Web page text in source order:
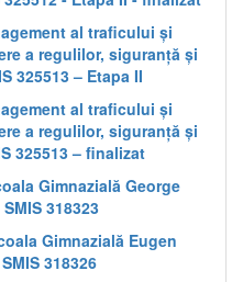
al traficului și
a regulilor, siguranță și
325513 – Etapa II
al traficului și
a regulilor, siguranță și
325513 – finalizat
Gimnazială George
318323
Gimnazială Eugen
318326